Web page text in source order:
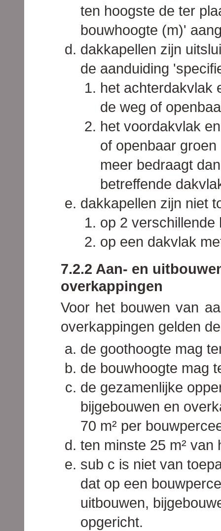
ten hoogste de ter
bouwhoogte (m)'
dakkapellen zijn
de aanduiding
het achterdakvlak
de weg of
het voordakvlak
of openbaar
meer bedraagt
betreffende
dakkapellen zijn niet
op 2
op een dakvlak
7.2.2 Aan- en
overkappingen
Voor het bouwen van
overkappingen gelden
de goothoogte mag
de bouwhoogte mag
de gezamenlijke
bijgebouwen en
70 m² per
ten minste 25 m²
sub c is niet van
dat op een
uitbouwen,
opgericht.